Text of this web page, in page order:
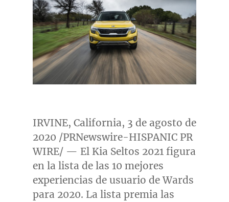
IRVINE, California, 3 de agosto de
2020 /PRNewswire-HISPANIC PR
WIRE/ — El Kia Seltos 2021 figura
en la lista de las 10 mejores
experiencias de usuario de Wards
para 2020. La lista premia las